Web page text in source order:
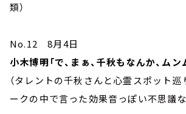
類）
No.12 8月4日
小木博明「で、まぁ、千秋もなんか、ムン
（タレントの千秋さんと心霊スポット
ークの中で言った効果音っぽい不思議な